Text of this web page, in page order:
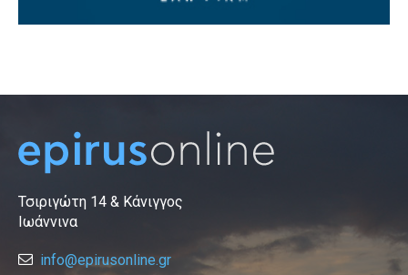
Τσιριγώτη 14 & Κάνιγγος
Ιωάννινα
info@epirusonline.gr